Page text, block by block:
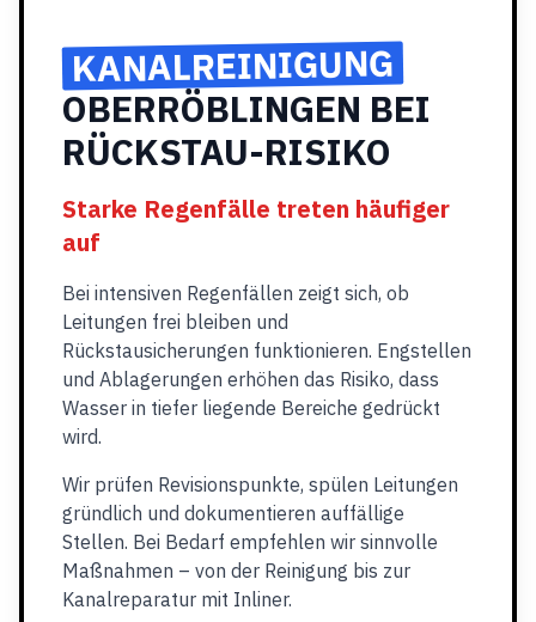
KANALREINIGUNG
OBERRÖBLINGEN BEI
RÜCKSTAU-RISIKO
Starke Regenfälle treten häufiger
auf
Bei intensiven Regenfällen zeigt sich, ob
Leitungen frei bleiben und
Rückstausicherungen funktionieren. Engstellen
und Ablagerungen erhöhen das Risiko, dass
Wasser in tiefer liegende Bereiche gedrückt
wird.
Wir prüfen Revisionspunkte, spülen Leitungen
gründlich und dokumentieren auffällige
Stellen. Bei Bedarf empfehlen wir sinnvolle
Maßnahmen – von der Reinigung bis zur
Kanalreparatur mit Inliner.